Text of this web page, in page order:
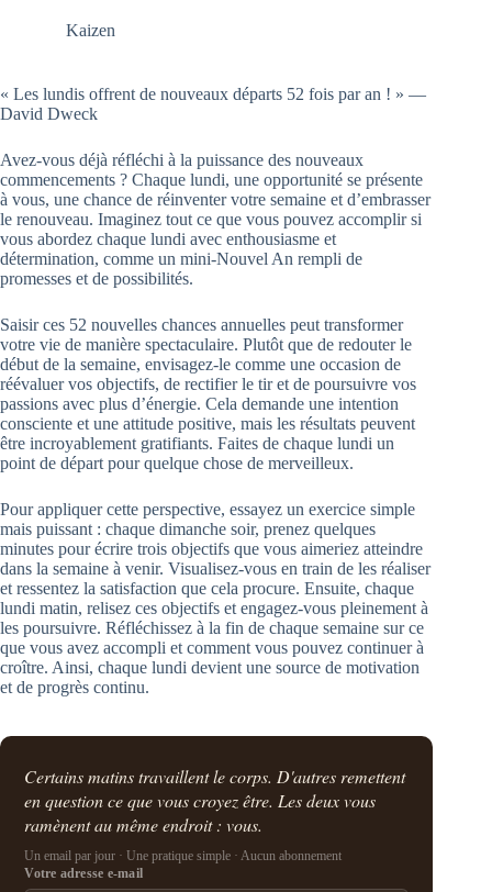
Kaizen
« Les lundis offrent de nouveaux départs 52 fois par an ! » —
David Dweck
Avez-vous déjà réfléchi à la puissance des nouveaux
commencements ? Chaque lundi, une opportunité se présente
à vous, une chance de réinventer votre semaine et d’embrasser
le renouveau. Imaginez tout ce que vous pouvez accomplir si
vous abordez chaque lundi avec enthousiasme et
détermination, comme un mini-Nouvel An rempli de
promesses et de possibilités.
Saisir ces 52 nouvelles chances annuelles peut transformer
votre vie de manière spectaculaire. Plutôt que de redouter le
début de la semaine, envisagez-le comme une occasion de
réévaluer vos objectifs, de rectifier le tir et de poursuivre vos
passions avec plus d’énergie. Cela demande une intention
consciente et une attitude positive, mais les résultats peuvent
être incroyablement gratifiants. Faites de chaque lundi un
point de départ pour quelque chose de merveilleux.
Pour appliquer cette perspective, essayez un exercice simple
mais puissant : chaque dimanche soir, prenez quelques
minutes pour écrire trois objectifs que vous aimeriez atteindre
dans la semaine à venir. Visualisez-vous en train de les réaliser
et ressentez la satisfaction que cela procure. Ensuite, chaque
lundi matin, relisez ces objectifs et engagez-vous pleinement à
les poursuivre. Réfléchissez à la fin de chaque semaine sur ce
que vous avez accompli et comment vous pouvez continuer à
croître. Ainsi, chaque lundi devient une source de motivation
et de progrès continu.
Certains matins travaillent le corps. D'autres remettent
en question ce que vous croyez être. Les deux vous
ramènent au même endroit : vous.
Un email par jour · Une pratique simple · Aucun abonnement
Votre adresse e-mail